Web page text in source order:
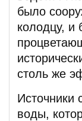
было
колодцу, и
столь же
Источники
воды,